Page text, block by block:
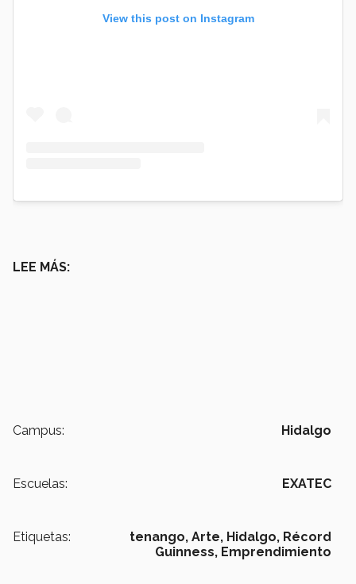
View this post on Instagram
LEE MÁS:
Campus: Hidalgo
Escuelas: EXATEC
Etiquetas: tenango, Arte, Hidalgo, Récord
Guinness, Emprendimiento